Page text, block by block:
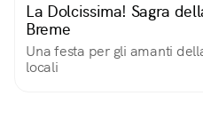
La Dolcissima! Sagra
Breme
Una festa per gli amanti
locali